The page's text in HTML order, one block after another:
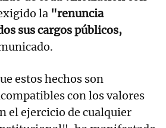
la "renuncia
sus cargos públicos,
estos hechos son
con los valores
el ejercicio de cualquier